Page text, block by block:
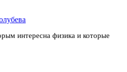
интересна физика и которые